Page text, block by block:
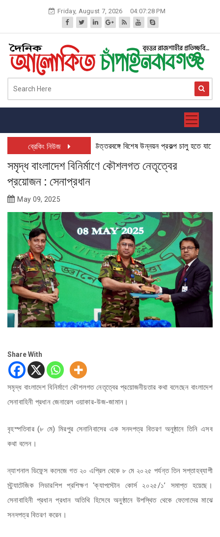
Friday, August 7, 2026 04:07:28 PM
ব্রেকিং নিউজ উত্তরবঙ্গে বিশেষ উন্নয়ন প্রকল্প চালু হতে যাচ্ছে:
সমৃদ্ধ বাংলাদেশ বিনির্মাণে কৌশলগত নেতৃত্বের
প্রয়োজন : সেনাপ্রধান
May 09, 2025
Share With
সমৃদ্ধ বাংলাদেশ বিনির্মাণে কৌশলগত নেতৃত্বের প্রয়োজনীয়তার কথা বলেছেন বাংলাদেশ
সেনাবাহিনী প্রধান জেনারেল ওয়াকার-উজ-জামান।
বৃহস্পতিবার (৮ মে) মিরপুর সেনানিবাসের এক সনদপত্র বিতরণ অনুষ্ঠানে তিনি এসব
কথা বলেন।
ন্যাশনাল ডিফেন্স কলেজে গত ২০ এপ্রিল থেকে ৮ মে ২০২৫ পর্যন্ত তিন সপ্তাহব্যাপী
স্ট্র্যাটেজিক লিডারশিপ প্রশিক্ষণ ‘ক্যাপস্টোন কোর্স ২০২৫/১’ সমাপ্ত হয়েছে।
সেনাবাহিনী প্রধান প্রধান অতিথি হিসেবে অনুষ্ঠানে উপস্থিত থেকে ফেলোদের মাঝে
সনদপত্র বিতরণ করেন।